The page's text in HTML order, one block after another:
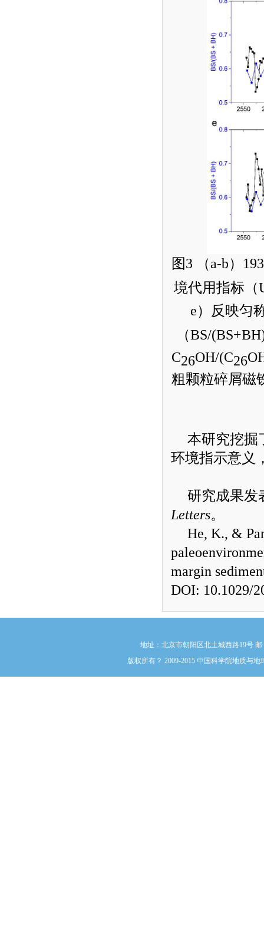
图3 （a-b）
境代用指标（
e）反映匀
（BS/
C26OH/(C26
粗颗粒碎屑磁
本研究挖掘
环境指示意义
研究成果发
Letters。
He, K., &
margin
DOI: 10.1029/
地址：北京市朝阳区北土城西路19号 邮
版权所有？ 2009-2015 中国科学院地质与